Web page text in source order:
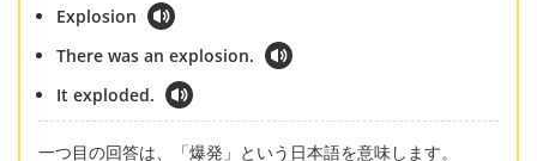
Explosion
There was an explosion.
It exploded.
一つ目の回答は、「爆発」という日本語を意味します。